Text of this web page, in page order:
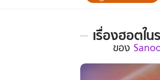
ฮาวทู
เรื่องฮอตใ
เรื่อง
ใน
รอบ
ของ